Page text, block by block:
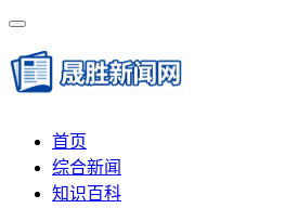
首页
综合新闻
知识百科